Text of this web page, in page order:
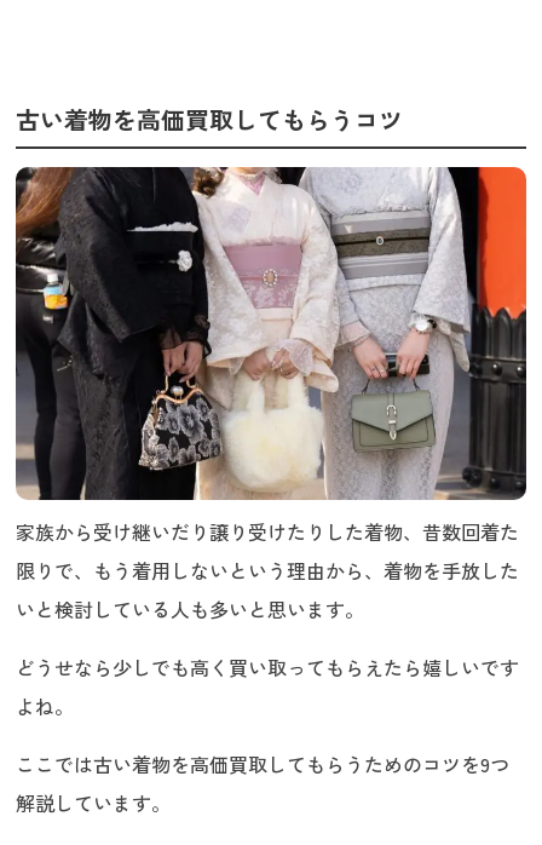
古い着物を高価買取してもらうコツ
家族から受け継いだり譲り受けたりした着物、昔数回着た
限りで、もう着用しないという理由から、着物を手放した
いと検討している人も多いと思います。
どうせなら少しでも高く買い取ってもらえたら嬉しいです
よね。
ここでは古い着物を高価買取してもらうためのコツを9つ
解説しています。